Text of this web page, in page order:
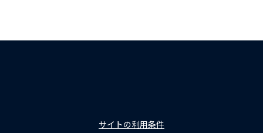
サイトの利用条件